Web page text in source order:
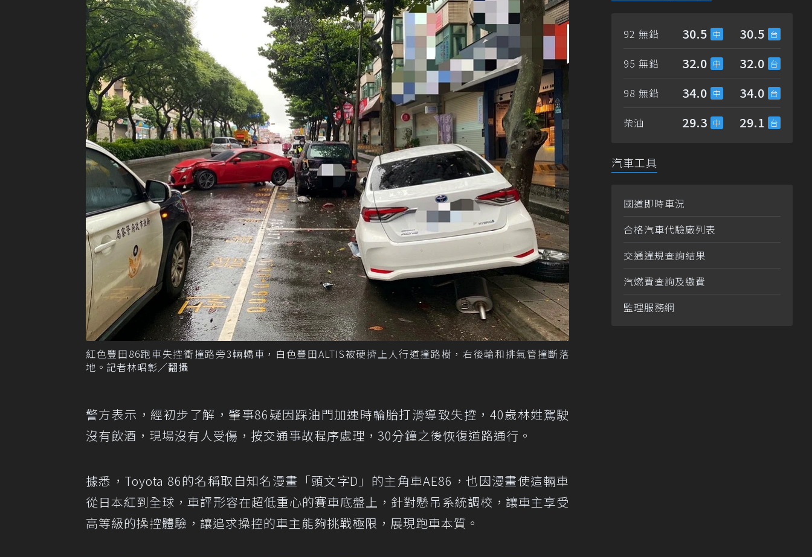
紅色豐田86跑車失控衝撞路旁3輛轎車，白色豐田ALTIS被硬擠上人行道撞路樹，右後輪和排氣管撞斷落
地。記者林昭彰／翻攝
警方表示，經初步了解，肇事86疑因踩油門加速時輪胎打滑導致失控，40歲林姓駕駛
沒有飲酒，現場沒有人受傷，按交通事故程序處理，30分鐘之後恢復道路通行。
據悉，Toyota 86的名稱取自知名漫畫「頭文字D」的主角車AE86，也因漫畫使這輛車
從日本紅到全球，車評形容在超低重心的賽車底盤上，針對懸吊系統調校，讓車主享受
高等級的操控體驗，讓追求操控的車主能夠挑戰極限，展現跑車本質。
92 無鉛 30.5 30.5
95 無鉛 32.0 32.0
98 無鉛 34.0 34.0
柴油 29.3 29.1
汽車工具
國道即時車況
合格汽車代驗廠列表
交通違規查詢結果
汽燃費查詢及繳費
監理服務網